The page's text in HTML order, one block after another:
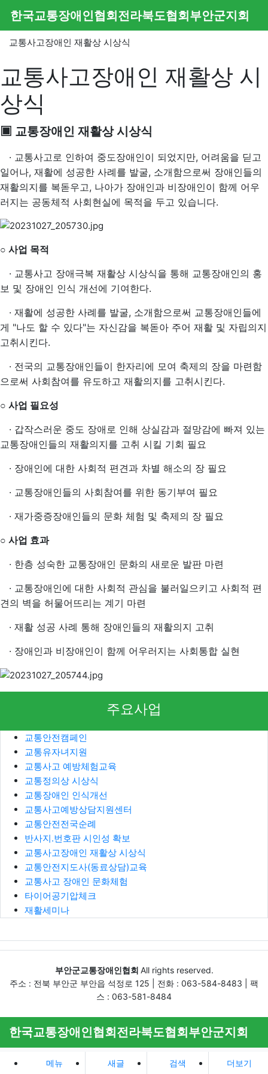
메뉴
한국교통장애인협회전라북도협회부안군지회
교통사고장애인 재활상 시상식
교통사고장애인 재활상 시
상식
▣ 교통장애인 재활상 시상식
· 교통사고로 인하여 중도장애인이 되었지만, 어려움을 딛고
일어나, 재활에 성공한 사례를 발굴, 소개함으로써 장애인들의
재활의지를 복돋우고, 나아가 장애인과 비장애인이 함께 어우
러지는 공동체적 사회현실에 목적을 두고 있습니다.
○ 사업 목적
· 교통사고 장애극복 재활상 시상식을 통해 교통장애인의 홍
보 및 장애인 인식 개선에 기여한다.
· 재활에 성공한 사례를 발굴, 소개함으로써 교통장애인들에
게 "나도 할 수 있다"는 자신감을 복돋아 주어 재활 및 자립의지
고취시킨다.
· 전국의 교통장애인들이 한자리에 모여 축제의 장을 마련함
으로써 사회참여를 유도하고 재활의지를 고취시킨다.
○ 사업 필요성
· 갑작스러운 중도 장애로 인해 상실감과 절망감에 빠져 있는
교통장애인들의 재활의지를 고취 시킬 기회 필요
· 장애인에 대한 사회적 편견과 차별 해소의 장 필요
· 교통장애인들의 사회참여를 위한 동기부여 필요
· 재가중증장애인들의 문화 체험 및 축제의 장 필요
○ 사업 효과
· 한층 성숙한 교통장애인 문화의 새로운 발판 마련
· 교통장애인에 대한 사회적 관심을 불러일으키고 사회적 편
견의 벽을 허물어뜨리는 계기 마련
· 재활 성공 사례 통해 장애인들의 재활의지 고취
· 장애인과 비장애인이 함께 어우러지는 사회통합 실현
주요사업
교통안전캠페인
교통유자녀지원
교통사고 예방체험교육
교통정의상 시상식
교통장애인 인식개선
교통사고예방상담지원센터
교통안전전국순례
반사지.번호판 시인성 확보
교통사고장애인 재활상 시상식
교통안전지도사(동료상담)교육
교통사고 장애인 문화체험
타이어공기압체크
재활세미나
부안군교통장애인협회 All rights reserved.
주소 : 전북 부안군 부안읍 석정로 125 | 전화 : 063-584-8483 | 팩
스 : 063-581-8484
한국교통장애인협회전라북도협회부안군지회
메뉴 새글 검색 더보기